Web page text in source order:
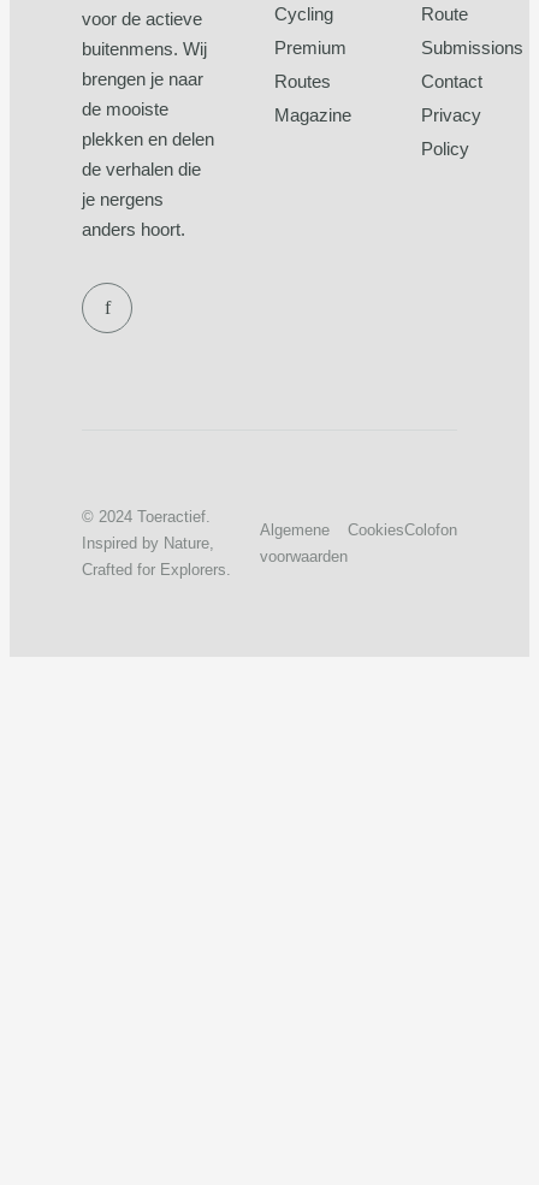
voor de actieve
buitenmens. Wij
brengen je naar
de mooiste
plekken en delen
de verhalen die
je nergens
anders hoort.
f
Cycling
Premium
Routes
Magazine
Route
Submissions
Contact
Privacy
Policy
© 2024 Toeractief.
Inspired by Nature,
Crafted for Explorers.
Algemene
voorwaarden
CookiesColofon